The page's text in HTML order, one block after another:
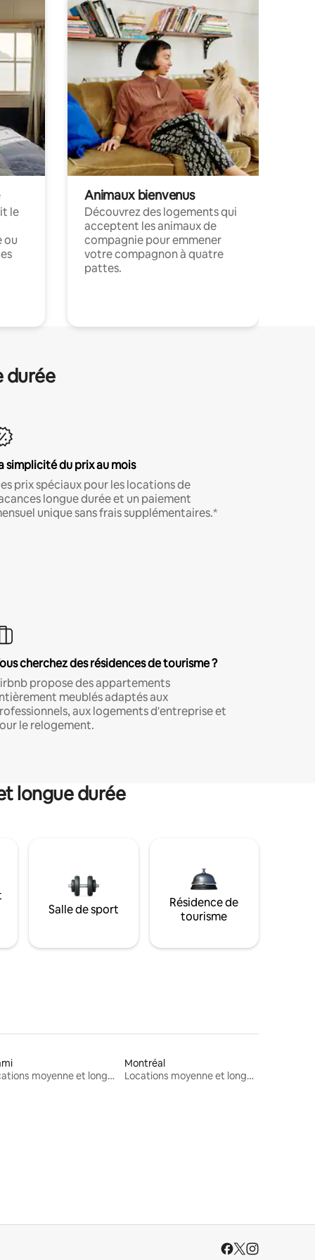
le
ou
Animaux bienvenus
Découvrez des logements qui
acceptent les animaux de
compagnie pour emmener
votre compagnon à quatre
pattes.
durée
simplicité du prix au mois
prix spéciaux pour les locations de
longue durée et un paiement
unique sans frais supplémentaires.*
cherchez des résidences de tourisme ?
propose des appartements
meublés adaptés aux
aux logements d'entreprise et
le relogement.
longue durée
Salle de sport
Résidence de
tourisme
Locations moyenne et longue durée
Montréal
Locations moyenne et longue durée